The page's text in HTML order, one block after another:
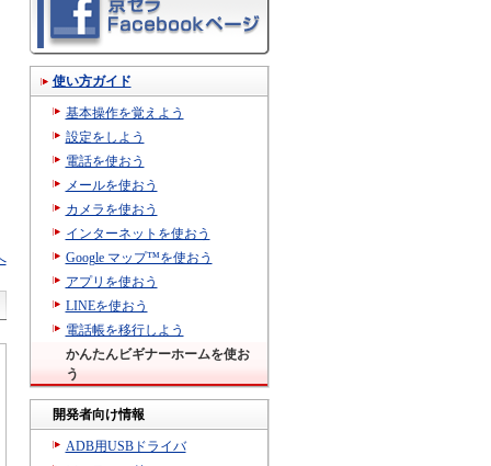
使い方ガイド
基本操作を覚えよう
設定をしよう
電話を使おう
メールを使おう
カメラを使おう
インターネットを使おう
Google マップ™を使おう
アプリを使おう
LINEを使おう
電話帳を移行しよう
かんたんビギナーホームを使お
う
開発者向け情報
ADB用USBドライバ